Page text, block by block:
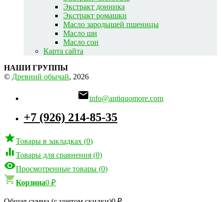
Экстракт донника
Экстракт ромашки
Масло зародышей пшеницы
Масло ши
Масло сои
Карта сайта
НАШИ ГРУППЫ
© Древний обычай, 2026
info@antiquomore.com
+7 (926) 214-85-35
Товары в закладках (0)
 Товары для сравнения (0)
Просмотренные товары (0)
Корзина0 ₽